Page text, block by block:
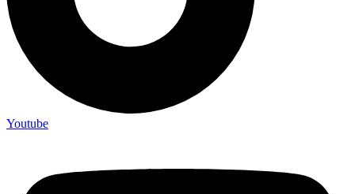
Youtube